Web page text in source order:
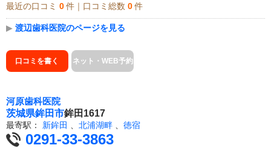
最近の口コミ 0 件｜口コミ総数 0 件
▶ 渡辺歯科医院のページを見る
口コミを書く ネット・WEB予約
河原歯科医院
茨城県鉾田市鉾田1617
最寄駅： 新鉾田 北浦湖畔 徳宿
0291-33-3863